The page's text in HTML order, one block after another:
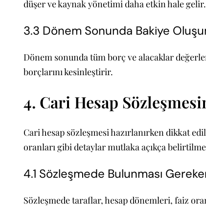
düşer ve kaynak yönetimi daha etkin hale gelir.
3.3 Dönem Sonunda Bakiye
Dönem sonunda tüm borç ve alacaklar
borçlarını kesinleştirir.
4. Cari Hesap
Cari hesap sözleşmesi hazırlanırken dikkat
oranları gibi detaylar mutlaka açıkça
4.1 Sözleşmede Bulunması
Sözleşmede taraflar, hesap dönemleri, faiz